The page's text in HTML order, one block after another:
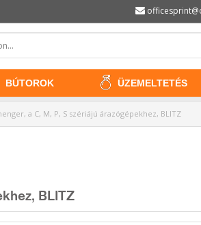
BÚTOROK ÜZEMELTETÉS
a C, M, P, S szériájú árazógépekhez, BLITZ
BLITZ